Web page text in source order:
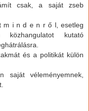
csak, a saját zseb
m i n d e n r ő l, esetleg
közhangulatot kutató
és a politikát külön
saját véleményemnek,